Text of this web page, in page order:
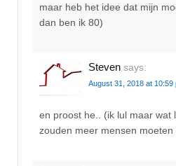
maar heb het idee dat mijn
dan ben ik 80)
Steven says:
August 31, 2018 at 10:59
en proost he.. (ik lul maar wat
zouden meer mensen moeten